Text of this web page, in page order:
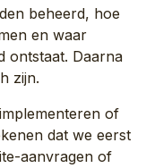
beheerd, hoe
en waar
ontstaat. Daarna
zijn.
of
dat we eerst
aanvragen of